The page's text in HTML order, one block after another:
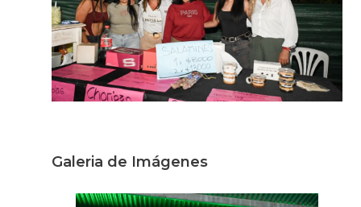
Galeria de Imágenes